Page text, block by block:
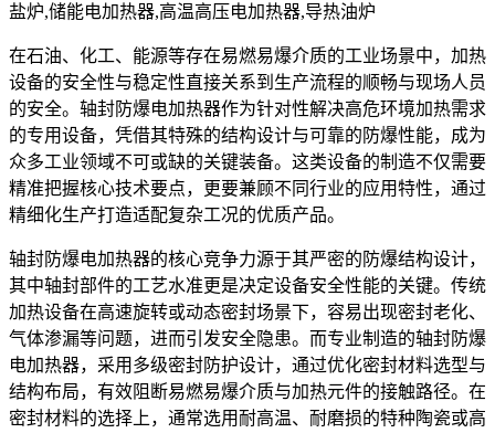
盐炉,储能电加热器,高温高压电加热器,导热油炉
在石油、化工、能源等存在易燃易爆介质的工业场景中，加热
设备的安全性与稳定性直接关系到生产流程的顺畅与现场人员
的安全。轴封防爆电加热器作为针对性解决高危环境加热需求
的专用设备，凭借其特殊的结构设计与可靠的防爆性能，成为
众多工业领域不可或缺的关键装备。这类设备的制造不仅需要
精准把握核心技术要点，更要兼顾不同行业的应用特性，通过
精细化生产打造适配复杂工况的优质产品。
轴封防爆电加热器的核心竞争力源于其严密的防爆结构设计，
其中轴封部件的工艺水准更是决定设备安全性能的关键。传统
加热设备在高速旋转或动态密封场景下，容易出现密封老化、
气体渗漏等问题，进而引发安全隐患。而专业制造的轴封防爆
电加热器，采用多级密封防护设计，通过优化密封材料选型与
结构布局，有效阻断易燃易爆介质与加热元件的接触路径。在
密封材料的选择上，通常选用耐高温、耐磨损的特种陶瓷或高